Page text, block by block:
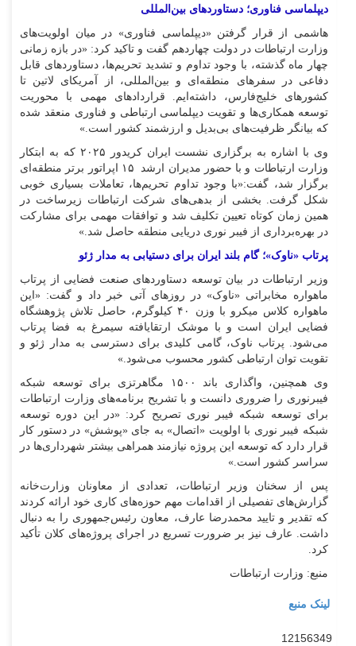
دیپلماسی فناوری؛ دستاوردهای بین‌المللی
هاشمی از قرار گرفتن «دیپلماسی فناوری» در میان اولویتهای
وزارت ارتباطات در دولت چهاردهم گفت و تاکید کرد: «در بازه زمانی
چهار ماه گذشته، با وجود تداوم و تشدید تحریمها، دستاوردهای قابل
دفاعی در سفرهای منطقه‌ای و بینالمللی، از آمریکای لاتین تا
کشورهای خلیج‌فارس، داشته‌ایم. قراردادهای مهمی با محوریت
توسعه همکاری‌ها و تقویت دیپلماسی ارتباطی و فناوری منعقد شده
که بیانگر ظرفیتهای بی‌بدیل و ارزشمند کشور است.»
وی با اشاره به برگزاری نشست ایران کریدور ۲۰۲۵ که به ابتکار
وزارت ارتباطات و با حضور مدیران ارشد ۱۵ اپراتور برتر منطقه‌ای
برگزار شد، گفت:«با وجود تداوم تحریم‌ها، تعاملات بسیاری خوبی
شکل گرفت. بخشی از بدهی‌های شرکت ارتباطات زیرساخت در
همین زمان کوتاه تعیین تکلیف شد و توافقات مهمی برای مشارکت
در بهره‌برداری از فیبر نوری دریایی منطقه حاصل شد.»
پرتاب «ناوک»؛ گام بلند ایران برای دستیابی به مدار ژئو
وزیر ارتباطات در بیان توسعه دستاوردهای صنعت فضایی از پرتاب
ماهواره مخابراتی «ناوک» در روزهای آتی خبر داد و گفت: «این
ماهواره کلاس میکرو با وزن ۴۰ کیلوگرم، حاصل تلاش پژوهشگاه
فضایی ایران است و با موشک ارتقایافته سیمرغ به فضا پرتاب
می‌شود. پرتاب ناوک، گامی کلیدی برای دسترسی به مدار ژئو و
تقویت توان ارتباطی کشور محسوب می‌شود.»
وی همچنین، واگذاری باند ۱۵۰۰ مگاهرتزی برای توسعه شبکه
فیبرنوری را ضروری دانست و با تشریح برنامه‌های وزارت ارتباطات
برای توسعه شبکه فیبر نوری تصریح کرد: «در این دوره توسعه
شبکه فیبر نوری با اولویت «اتصال» به جای «پوشش» در دستور کار
قرار دارد که توسعه این پروژه نیازمند همراهی بیشتر شهرداری‌ها در
سراسر کشور است.»
پس از سخنان وزیر ارتباطات، تعدادی از معاونان وزارت‌خانه
گزارش‌های تفصیلی از اقدامات مهم حوزه‌های کاری خود ارائه کردند
که تقدیر و تایید محمدرضا عارف، معاون رئیس‌جمهوری را به دنبال
داشت. عارف نیز بر ضرورت تسریع در اجرای پروژه‌های کلان تأکید
کرد.
منبع: وزارت ارتباطات
لینک منبع
12156349